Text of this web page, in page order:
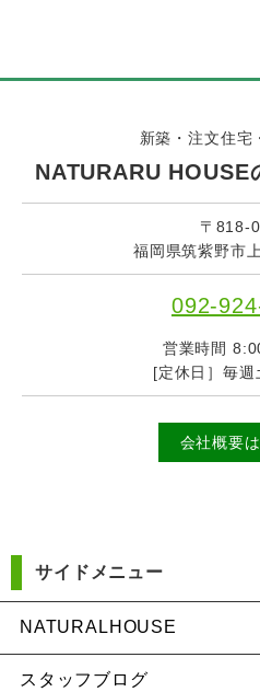
新築・注文住宅
NATURARU HOUSE
〒818-
福岡県筑紫野市
092-
営業時間
[定休日］毎週
会社概要
サイドメニュー
NATURALHOUSE (
スタッフブログ